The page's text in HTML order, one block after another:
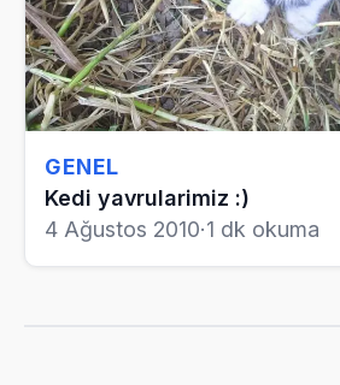
GENEL
Kedi yavrularimiz :)
4 Ağustos 2010·1 dk okuma